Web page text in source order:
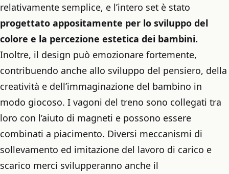
relativamente semplice, e l’intero set è stato
progettato appositamente per lo sviluppo del
colore e la percezione estetica dei bambini.
Inoltre, il design può emozionare fortemente,
contribuendo anche allo sviluppo del pensiero, della
creatività e dell’immaginazione del bambino in
modo giocoso. I vagoni del treno sono collegati tra
loro con l’aiuto di magneti e possono essere
combinati a piacimento. Diversi meccanismi di
sollevamento ed imitazione del lavoro di carico e
scarico merci svilupperanno anche il